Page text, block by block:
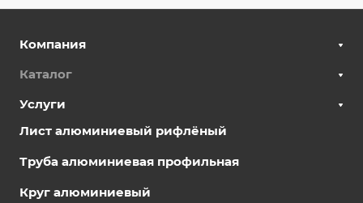
Компания
Каталог
Услуги
Лист алюминиевый рифлёный
Труба алюминиевая профильная
Круг алюминиевый